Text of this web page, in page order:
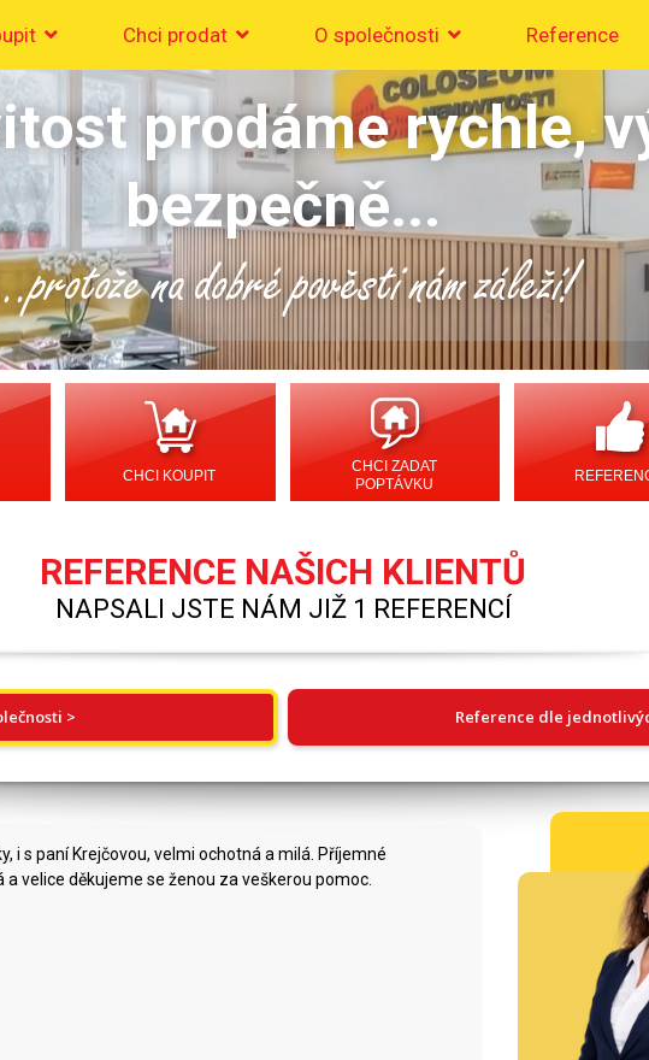
Chci prodat O společnosti Reference
prodáme rychle,
bezpečně...
na dobré pověsti nám záleží!
CHCI KOUPIT
CHCI ZADAT
POPTÁVKU
REFERENCE NAŠICH KLIENTŮ
NAPSALI JSTE NÁM JIŽ 1 REFERENCÍ
> Reference dle
i s paní Krejčovou, velmi ochotná a milá. Příjemné
velice děkujeme se ženou za veškerou pomoc.